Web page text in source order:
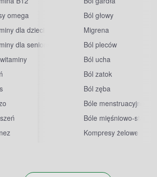
omega
dla dzieci
dla seniorów
Ból głowy
Migrena
Ból pleców
Ból ucha
Ból zatok
Ból zęba
Bóle menstruacyjne
Bóle mięśniowo-stawowe
Kompresy żelowe